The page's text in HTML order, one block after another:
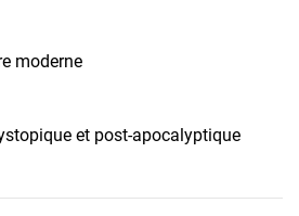
moderne
et post-apocalyptique